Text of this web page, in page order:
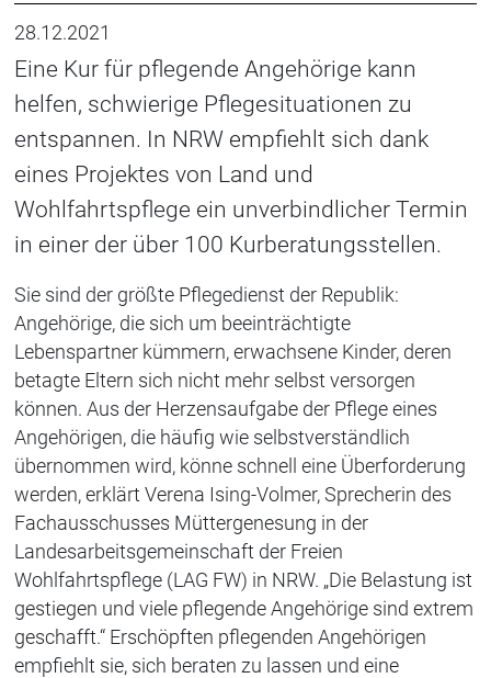
28.12.2021
Eine Kur für pflegende Angehörige kann
helfen, schwierige Pflegesituationen zu
entspannen. In NRW empfiehlt sich dank
eines Projektes von Land und
Wohlfahrtspflege ein unverbindlicher Termin
in einer der über 100 Kurberatungsstellen.
Sie sind der größte Pflegedienst der Republik:
Angehörige, die sich um beeinträchtigte
Lebenspartner kümmern, erwachsene Kinder, deren
betagte Eltern sich nicht mehr selbst versorgen
können. Aus der Herzensaufgabe der Pflege eines
Angehörigen, die häufig wie selbstverständlich
übernommen wird, könne schnell eine Überforderung
werden, erklärt Verena Ising-Volmer, Sprecherin des
Fachausschusses Müttergenesung in der
Landesarbeitsgemeinschaft der Freien
Wohlfahrtspflege (LAG FW) in NRW. „Die Belastung ist
gestiegen und viele pflegende Angehörige sind extrem
geschafft.“ Erschöpften pflegenden Angehörigen
empfiehlt sie, sich beraten zu lassen und eine